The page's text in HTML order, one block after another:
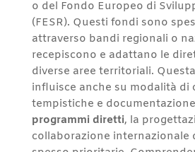
o del Fondo Europeo di
(FESR). Questi fondi sono
attraverso bandi regionali o
recepiscono e adattano le
diverse aree territoriali.
influisce anche su modalità di
tempistiche e
programmi diretti, la
collaborazione internazionale